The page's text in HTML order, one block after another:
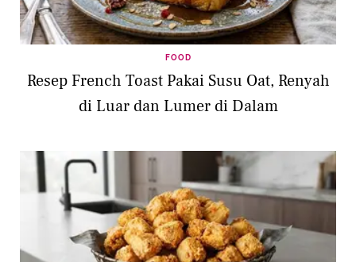
FOOD
Resep French Toast Pakai Susu Oat, Renyah
di Luar dan Lumer di Dalam